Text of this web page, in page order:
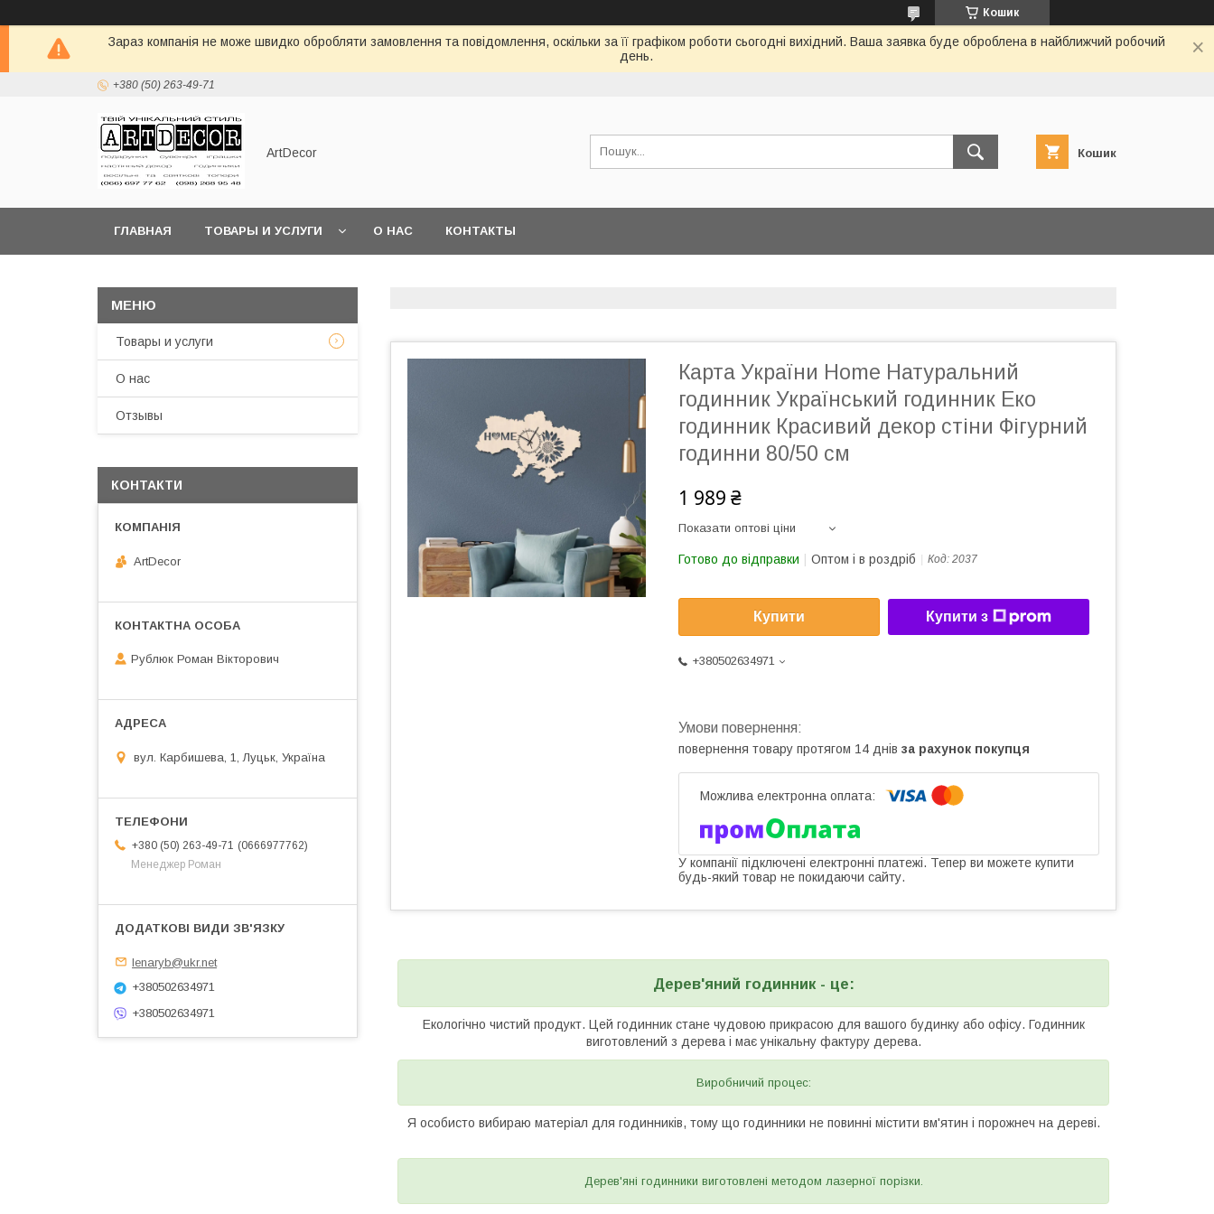
Кошик
Зараз компанія не може швидко обробляти замовлення та повідомлення, оскільки за її графіком роботи сьогодні вихідний. Ваша заявка буде оброблена в найближчий робочий
день.
+380 (50) 263-49-71
ArtDecor Кошик
ГЛАВНАЯ ТОВАРЫ И УСЛУГИ О НАС КОНТАКТЫ
Карта України Home Натуральний
годинник Український годинник Еко
годинник Красивий декор стіни Фігурний
годинни 80/50 см
1 989 ₴
Показати оптові ціни
Готово до відправки Оптом і в роздріб Код: 2037
Купити Купити з
+380502634971
повернення товару протягом 14 днів за рахунок покупця
У компанії підключені електронні платежі. Тепер ви можете купити
будь-який товар не покидаючи сайту.
Дерев'яний годинник - це:
Екологічно чистий продукт. Цей годинник стане чудовою прикрасою для вашого будинку або офісу. Годинник
виготовлений з дерева і має унікальну фактуру дерева.
Виробничий процес:
Я особисто вибираю матеріал для годинників, тому що годинники не повинні містити вм'ятин і порожнеч на дереві.
Дерев'яні годинники виготовлені методом лазерної порізки.
Товары и услуги
О нас
Отзывы
КОНТАКТИ
ArtDecor
Рублюк Роман Вікторович
вул. Карбишева, 1, Луцьк, Україна
+380 (50) 263-49-71
0666977762
Менеджер Роман
lenaryb@ukr.net
+380502634971
+380502634971